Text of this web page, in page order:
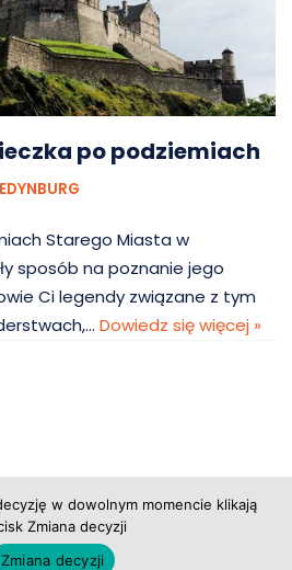
po podziemiach
EDYNBURG
Starego Miasta w
sposób na poznanie jego
Ci legendy związane z tym
Dowiedz się więcej »
Probiz, CoWartoZwiedzic.pl
prywatności
w dowolnym momencie klikają
Zmiana decyzji
Zmiana decyzji